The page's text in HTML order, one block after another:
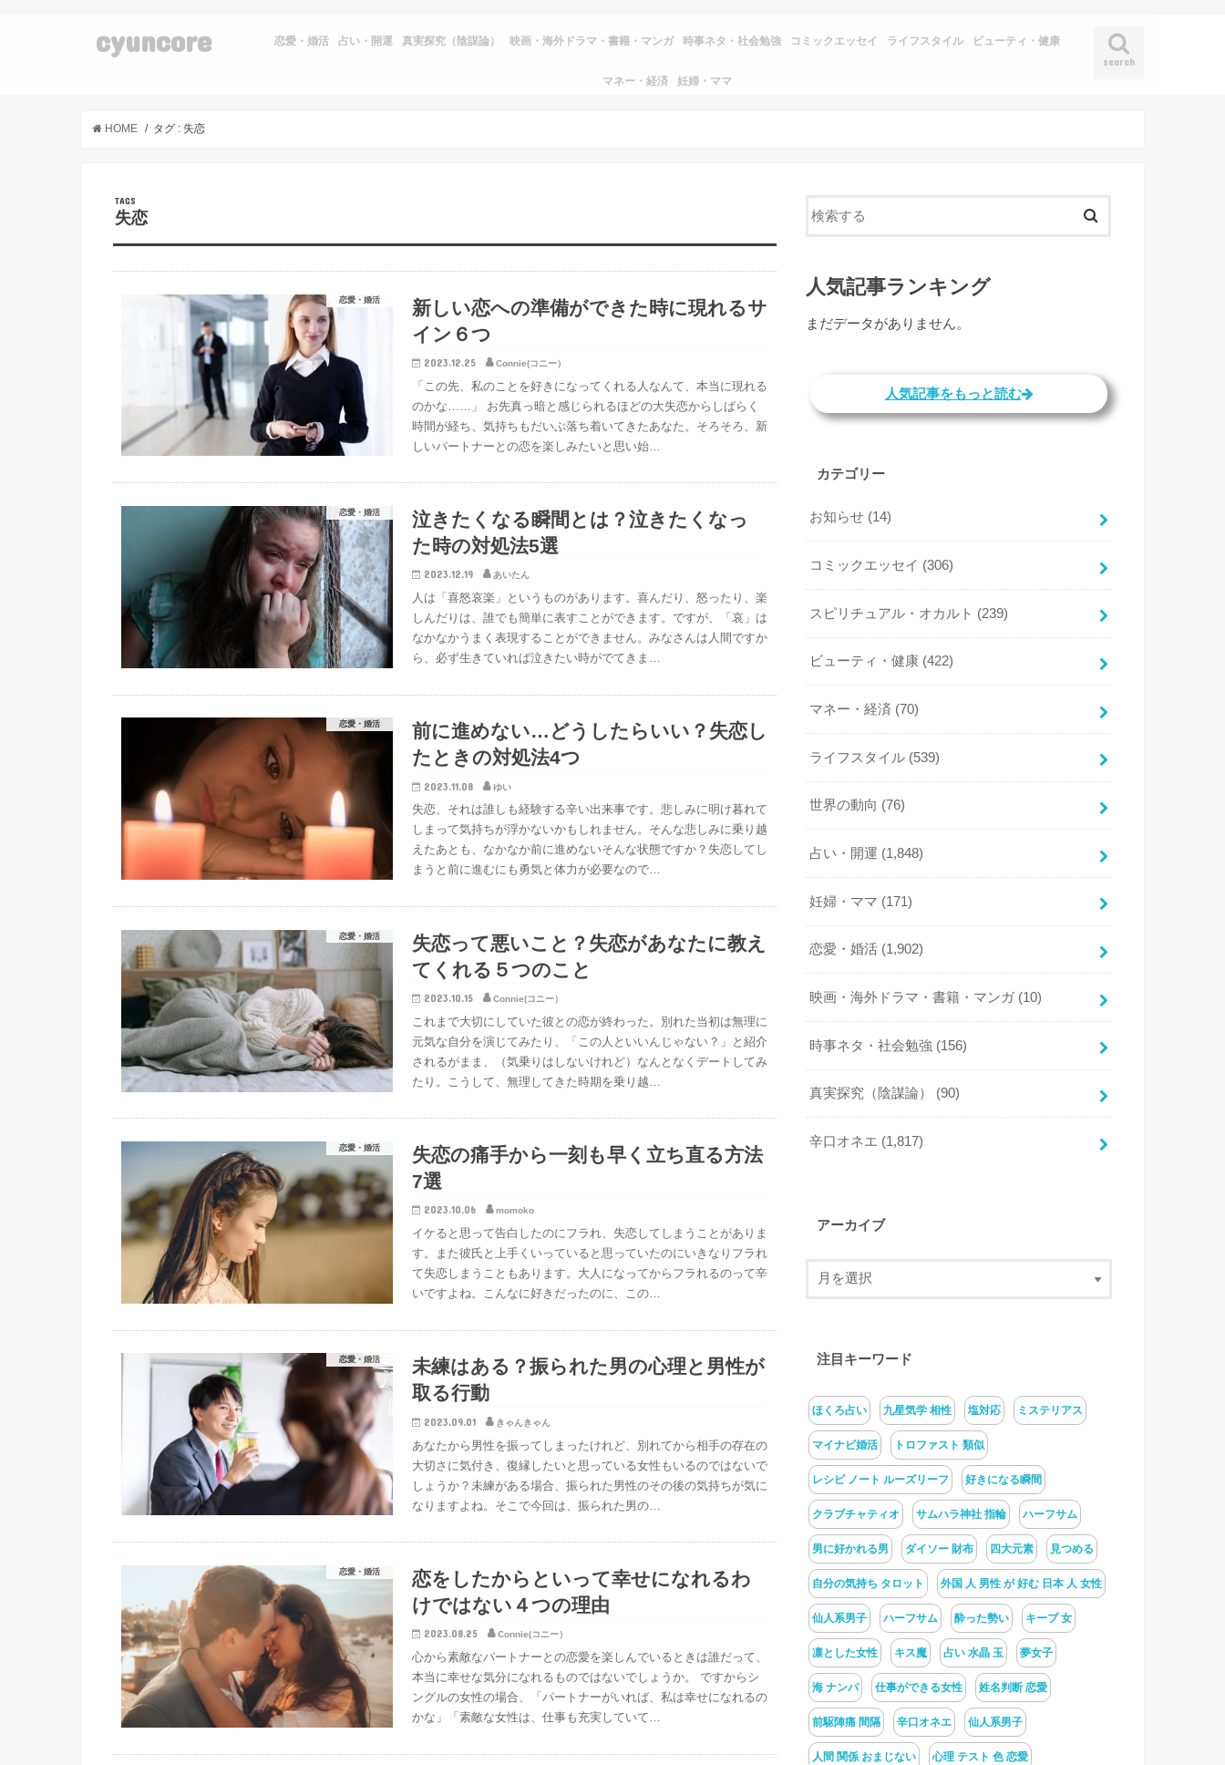
cyuncore
search
恋愛・婚活 占い・開運 真実探究（陰謀論） 映画・海外ドラマ・書籍・マンガ 時事ネタ・社会勉強 コミックエッセイ ライフスタイル ビューティ・健康
マネー・経済 妊婦・ママ
HOME タグ : 失恋
失恋
恋愛・婚活
新しい恋への準備ができた時に現れるサ
イン６つ
2023.12.25 Connie(コニー）
「この先、私のことを好きになってくれる人なんて、本当に現れる
のかな……」 お先真っ暗と感じられるほどの大失恋からしばらく
時間が経ち、気持ちもだいぶ落ち着いてきたあなた。そろそろ、新
しいパートナーとの恋を楽しみたいと思い始…
恋愛・婚活
泣きたくなる瞬間とは？泣きたくなっ
た時の対処法5選
2023.12.19 あいたん
人は「喜怒哀楽」というものがあります。喜んだり、怒ったり、楽
しんだりは、誰でも簡単に表すことができます。ですが、「哀」は
なかなかうまく表現することができません。みなさんは人間ですか
ら、必ず生きていれば泣きたい時がでてきま…
恋愛・婚活
前に進めない…どうしたらいい？失恋し
たときの対処法4つ
2023.11.08 ゆい
失恋、それは誰しも経験する辛い出来事です。悲しみに明け暮れて
しまって気持ちが浮かないかもしれません。そんな悲しみに乗り越
えたあとも、なかなか前に進めないそんな状態ですか？失恋してし
まうと前に進むにも勇気と体力が必要なので…
恋愛・婚活
失恋って悪いこと？失恋があなたに教え
てくれる５つのこと
2023.10.15 Connie(コニー）
これまで大切にしていた彼との恋が終わった。別れた当初は無理に
元気な自分を演じてみたり、「この人といいんじゃない？」と紹介
されるがまま、（気乗りはしないけれど）なんとなくデートしてみ
たり。こうして、無理してきた時期を乗り越…
恋愛・婚活
失恋の痛手から一刻も早く立ち直る方法
7選
2023.10.06 momoko
イケると思って告白したのにフラれ、失恋してしまうことがありま
す。また彼氏と上手くいっていると思っていたのにいきなりフラれ
て失恋しまうこともあります。大人になってからフラれるのって辛
いですよね。こんなに好きだったのに、この…
恋愛・婚活
未練はある？振られた男の心理と男性が
取る行動
2023.09.01 きゃんきゃん
あなたから男性を振ってしまったけれど、別れてから相手の存在の
大切さに気付き、復縁したいと思っている女性もいるのではないで
しょうか？未練がある場合、振られた男性のその後の気持ちが気に
なりますよね。そこで今回は、振られた男の…
恋愛・婚活
恋をしたからといって幸せになれるわ
けではない４つの理由
2023.08.25 Connie(コニー）
心から素敵なパートナーとの恋愛を楽しんでいるときは誰だって、
本当に幸せな気分になれるものではないでしょうか。 ですからシ
ングルの女性の場合、「パートナーがいれば、私は幸せになれるの
かな」「素敵な女性は、仕事も充実していて…
人気記事ランキング
まだデータがありません。
人気記事をもっと読む
カテゴリー
お知らせ (14)
コミックエッセイ (306)
スピリチュアル・オカルト (239)
ビューティ・健康 (422)
マネー・経済 (70)
ライフスタイル (539)
世界の動向 (76)
占い・開運 (1,848)
妊婦・ママ (171)
恋愛・婚活 (1,902)
映画・海外ドラマ・書籍・マンガ (10)
時事ネタ・社会勉強 (156)
真実探究（陰謀論） (90)
辛口オネエ (1,817)
アーカイブ
注目キーワード
ほくろ占い 九星気学 相性 塩対応 ミステリアス
マイナビ婚活 トロファスト 類似
レシピ ノート ルーズリーフ 好きになる瞬間
クラブチャティオ サムハラ神社 指輪 ハーフサム
男に好かれる男 ダイソー 財布 四大元素 見つめる
自分の気持ち タロット 外国 人 男性 が 好む 日本 人 女性
仙人系男子 ハーフサム 酔った勢い キープ 女
凛とした女性 キス魔 占い 水晶 玉 夢女子
海 ナンパ 仕事ができる女性 姓名判断 恋愛
前駆陣痛 間隔 辛口オネエ 仙人系男子
人間 関係 おまじない 心理 テスト 色 恋愛